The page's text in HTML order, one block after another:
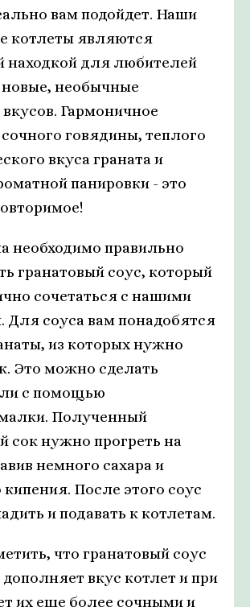
вам подойдет. Наши
котлеты являются
находкой для любителей
новые, необычные
Гармоничное
говядины, теплого
вкуса граната и
панировки - это
необходимо правильно
гранатовый соус, который
сочетаться с нашими
Для соуса вам понадобятся
из которых нужно
Это можно сделать
с помощью
Полученный
сок нужно прогреть на
немного сахара и
кипения. После этого соус
и подавать к котлетам.
что гранатовый соус
вкус котлет и при
их еще более сочными и